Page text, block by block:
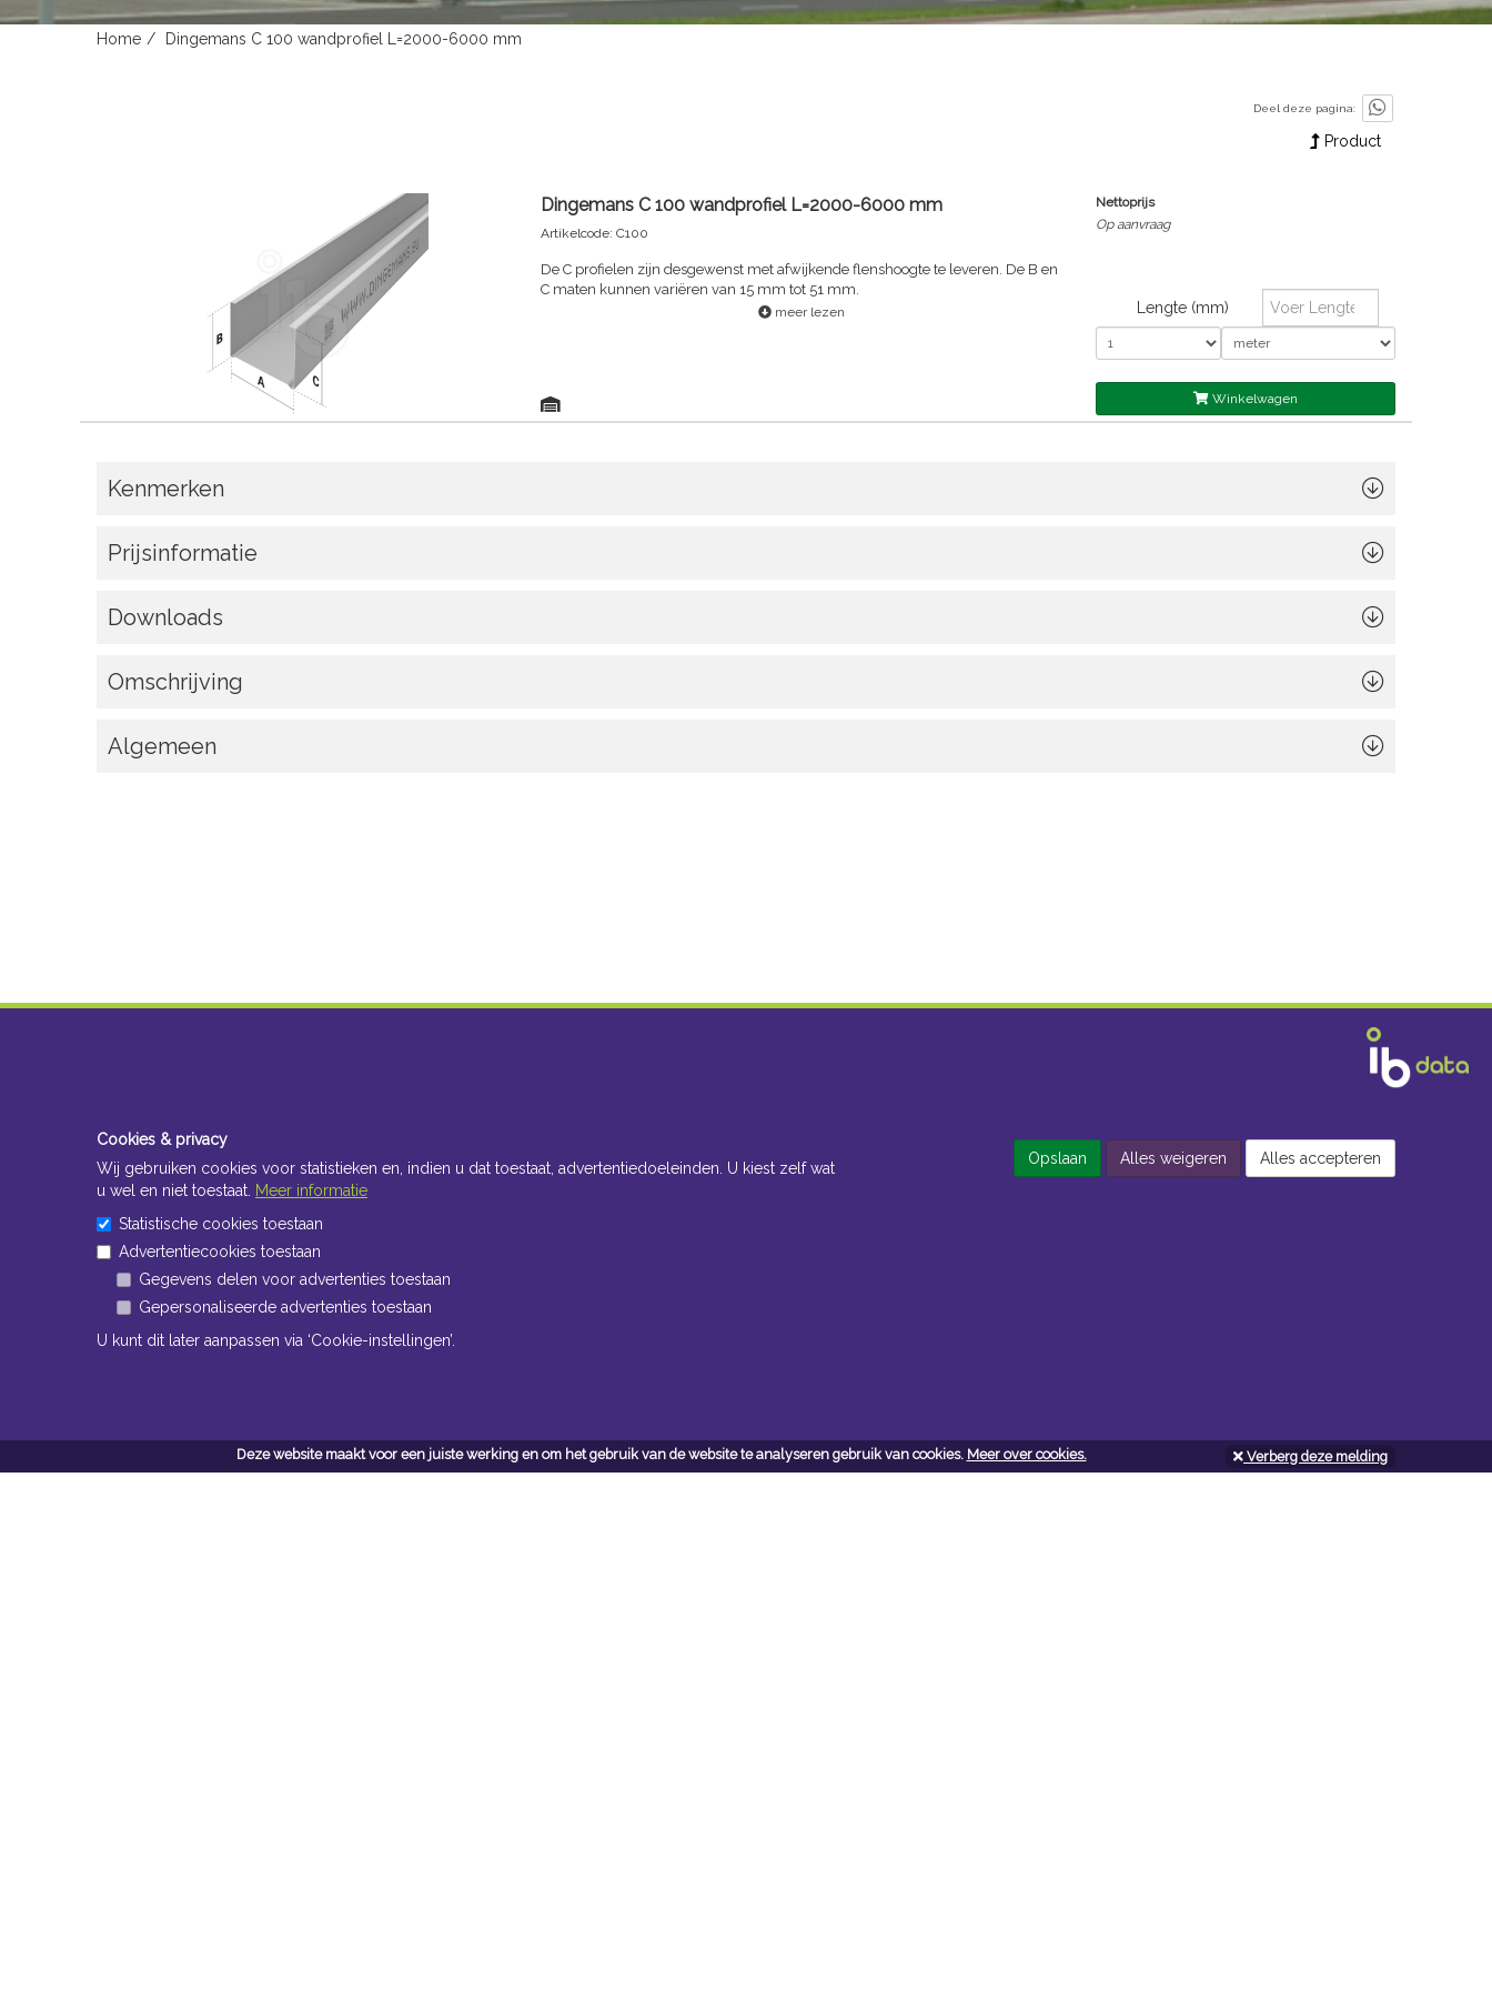
Deze website maakt voor een juiste werking en om het gebruik van de website te analyseren gebruik van cookies. Meer over cookies. Verberg deze melding
Home Dingemans C 100 wandprofiel L=2000-6000 mm
Deel deze pagina:
Product
Dingemans C 100 wandprofiel L=2000-6000 mm
Artikelcode: C100
De C profielen zijn desgewenst met afwijkende flenshoogte te leveren. De B en
C maten kunnen variëren van 15 mm tot 51 mm.
meer lezen
Nettoprijs
Op aanvraag
Lengte (mm)
Winkelwagen
Kenmerken
Prijsinformatie
Downloads
Omschrijving
Algemeen
Cookies & privacy
Wij gebruiken cookies voor statistieken en, indien u dat toestaat, advertentiedoeleinden. U kiest zelf wat
u wel en niet toestaat. Meer informatie
Statistische cookies toestaan
Advertentiecookies toestaan
Gegevens delen voor advertenties toestaan
Gepersonaliseerde advertenties toestaan
U kunt dit later aanpassen via ‘Cookie-instellingen’.
Opslaan Alles weigeren Alles accepteren